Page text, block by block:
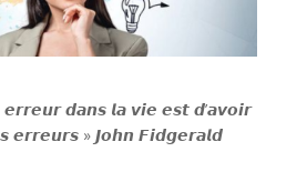
𝙙𝙖𝙣𝙨 𝙡𝙖 𝙫𝙞𝙚 𝙚𝙨𝙩 𝙙’𝙖𝙫𝙤𝙞𝙧
𝙚𝙧𝙧𝙚𝙪𝙧𝙨 » 𝙅𝙤𝙝𝙣 𝙁𝙞𝙙𝙜𝙚𝙧𝙖𝙡𝙙